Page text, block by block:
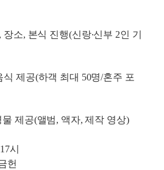
, 장소, 본식 진행(신랑∙신부 2인 기
식 제공(하객 최대 50명/혼주 포
물 제공(앨범, 액자,제작 영상)
17시
헌